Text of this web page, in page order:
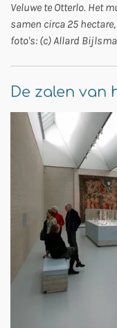
Veluwe te Otterlo. Het
samen circa 25
foto's: (c) Allard
De zalen van